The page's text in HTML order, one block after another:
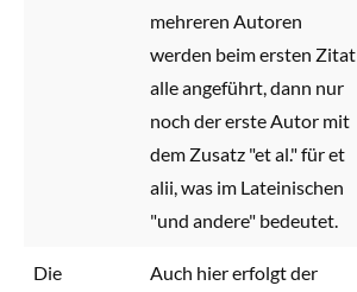
mehreren Autoren
werden beim ersten Zitat
alle angeführt, dann nur
noch der erste Autor mit
dem Zusatz "et al." für et
alii, was im Lateinischen
"und andere" bedeutet.
Die
Auch hier erfolgt der